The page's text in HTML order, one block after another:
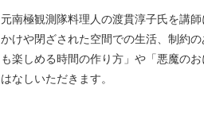
元南極観測隊料理人の渡貫淳子氏を講
かけや閉ざされた空間での生活、制約
も楽しめる時間の作り方」や「悪魔の
はなしいただきます。